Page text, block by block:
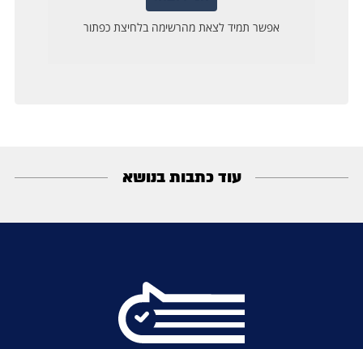
עוד כתבות בנושא